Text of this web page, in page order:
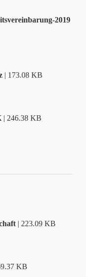
2019
| 173.08 KB
| 246.38 KB
| 223.09 KB
KB